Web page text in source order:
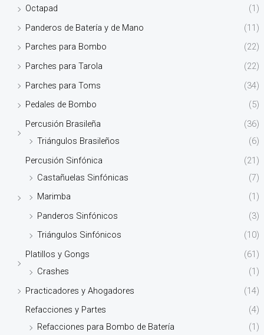
Octapad
(1)
Panderos de Batería y de Mano
(11)
Parches para Bombo
(22)
Parches para Tarola
(22)
Parches para Toms
(34)
Pedales de Bombo
(5)
Percusión Brasileña
(36)
Triángulos Brasileños
(6)
Percusión Sinfónica
(21)
Castañuelas Sinfónicas
(7)
Marimba
(1)
Panderos Sinfónicos
(3)
Triángulos Sinfónicos
(10)
Platillos y Gongs
(61)
Crashes
(1)
Practicadores y Ahogadores
(14)
Refacciones y Partes
(4)
Refacciones para Bombo de Batería
(1)